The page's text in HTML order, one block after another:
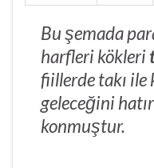
Bu şemada
harfleri kökleri
fiillerde takı ile
geleceğini
konmuştur.